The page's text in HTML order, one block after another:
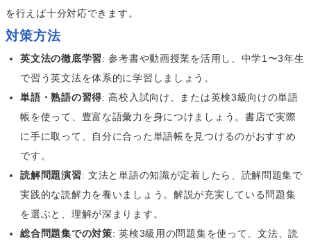
を行えば十分対応できます。
対策方法
英文法の徹底学習: 参考書や動画授業を活用し、中学1〜3年生
で習う英文法を体系的に学習しましょう。
単語・熟語の習得: 高校入試向け、または英検3級向けの単語
帳を使って、豊富な語彙力を身につけましょう。書店で実際
に手に取って、自分に合った単語帳を見つけるのがおすすめ
です。
読解問題演習: 文法と単語の知識が定着したら、読解問題集で
実践的な読解力を養いましょう。解説が充実している問題集
を選ぶと、理解が深まります。
総合問題集での対策: 英検3級用の問題集を使って、文法、読